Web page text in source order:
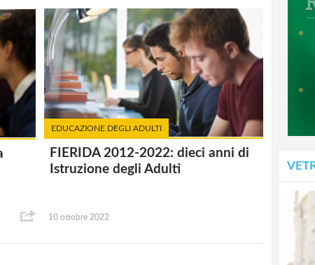
EDUCAZIONE DEGLI ADULTI
FIERIDA 2012-2022: dieci anni di
Istruzione degli Adulti
10 ottobre 2022